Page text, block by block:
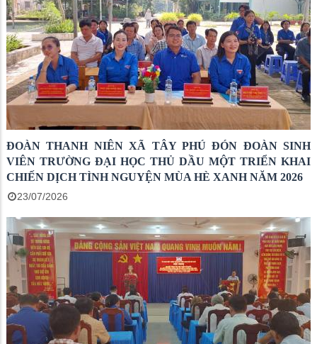
ĐOÀN THANH NIÊN XÃ TÂY PHÚ ĐÓN ĐOÀN SINH
VIÊN TRƯỜNG ĐẠI HỌC THỦ DẦU MỘT TRIỂN KHAI
CHIẾN DỊCH TÌNH NGUYỆN MÙA HÈ XANH NĂM 2026
23/07/2026